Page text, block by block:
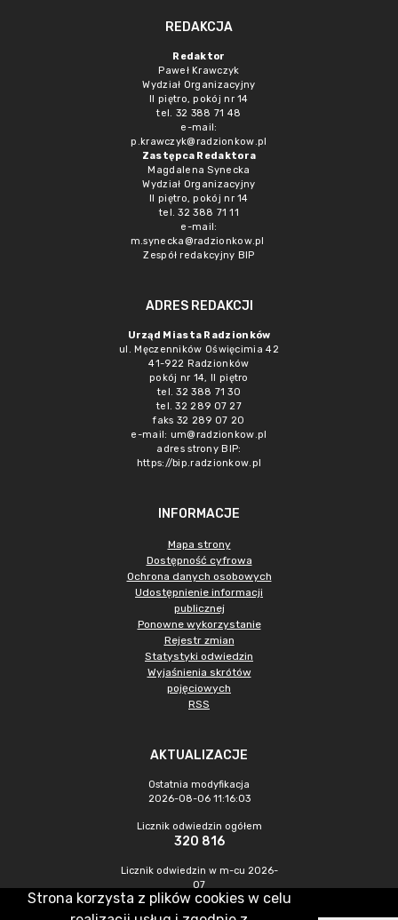
REDAKCJA
Redaktor
Paweł Krawczyk
Wydział Organizacyjny
II piętro, pokój nr 14
tel. 32 388 71 48
e-mail:
p.krawczyk@radzionkow.pl
Zastępca Redaktora
Magdalena Synecka
Wydział Organizacyjny
II piętro, pokój nr 14
tel. 32 388 71 11
e-mail:
m.synecka@radzionkow.pl
Zespół redakcyjny BIP
ADRES REDAKCJI
Urząd Miasta Radzionków
ul. Męczenników Oświęcimia 42
41-922 Radzionków
pokój nr 14, II piętro
tel. 32 388 71 30
tel. 32 289 07 27
faks 32 289 07 20
e-mail: um@radzionkow.pl
adres strony BIP:
https://bip.radzionkow.pl
INFORMACJE
Mapa strony
Dostępność cyfrowa
Ochrona danych osobowych
Udostępnienie informacji
publicznej
Ponowne wykorzystanie
Rejestr zmian
Statystyki odwiedzin
Wyjaśnienia skrótów
pojęciowych
RSS
AKTUALIZACJE
Ostatnia modyfikacja
2026-08-06 11:16:03
Licznik odwiedzin ogółem
320 816
Licznik odwiedzin w m-cu 2026-
07
875
Strona korzysta z plików cookies w celu